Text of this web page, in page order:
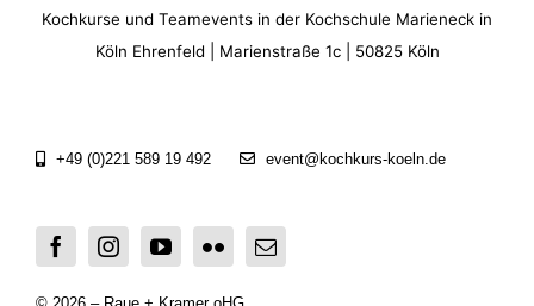
Kochkurse und Teamevents in der Kochschule Marieneck in
Köln Ehrenfeld | Marienstraße 1c | 50825 Köln
+49 (0)221 589 19 492 event@kochkurs-koeln.de